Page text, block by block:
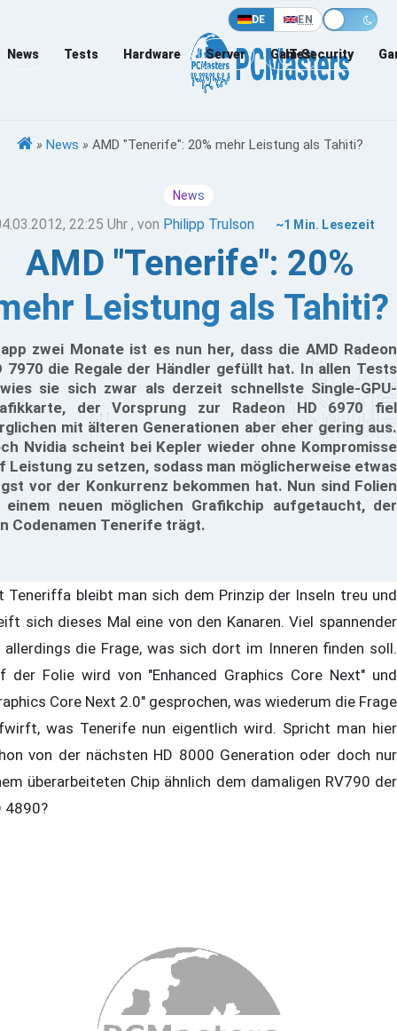
DE EN
News Tests Hardware Server Games
IT-Security
» News » AMD "Tenerife": 20% mehr Leistung als Tahiti?
News
22:25 Uhr , von Philipp Trulson ~1 Min. Lesezeit
AMD "Tenerife": 20%
Leistung als Tahiti?
zwei Monate ist es nun her, dass die AMD Radeon
7970 die Regale der Händler gefüllt hat. In allen Tests
sie sich zwar als derzeit schnellste Single-GPU-
der Vorsprung zur Radeon HD 6970 fiel
mit älteren Generationen aber eher gering aus.
Nvidia scheint bei Kepler wieder ohne Kompromisse
Leistung zu setzen, sodass man möglicherweise etwas
vor der Konkurrenz bekommen hat. Nun sind Folien
einem neuen möglichen Grafikchip aufgetaucht, der
Codenamen Tenerife trägt.
Teneriffa bleibt man sich dem Prinzip der Inseln treu und
sich dieses Mal eine von den Kanaren. Viel spannender
die Frage, was sich dort im Inneren finden soll.
der Folie wird von "Enhanced Graphics Core Next" und
Core Next 2.0" gesprochen, was wiederum die Frage
was Tenerife nun eigentlich wird. Spricht man hier
von der nächsten HD 8000 Generation oder doch nur
überarbeiteten Chip ähnlich dem damaligen RV790 der
4890?